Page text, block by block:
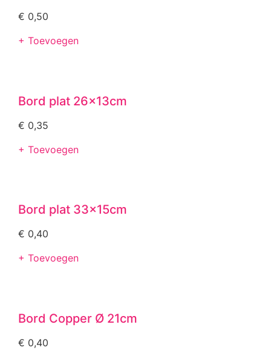
€ 0,50
+ Toevoegen
Bord plat 26x13cm
€ 0,35
+ Toevoegen
Bord plat 33x15cm
€ 0,40
+ Toevoegen
Bord Copper Ø 21cm
€ 0,40